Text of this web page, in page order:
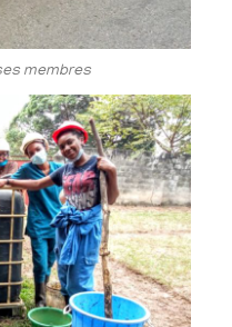
membres